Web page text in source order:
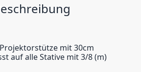
mit 30cm
auf alle Stative mit 3/8 (m)